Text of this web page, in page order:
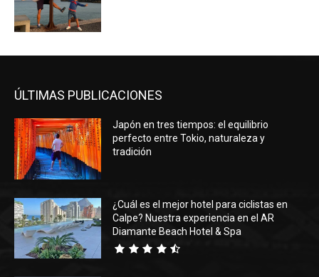
ÚLTIMAS PUBLICACIONES
Japón en tres tiempos: el equilibrio
perfecto entre Tokio, naturaleza y
tradición
¿Cuál es el mejor hotel para ciclistas en
Calpe? Nuestra experiencia en el AR
Diamante Beach Hotel & Spa